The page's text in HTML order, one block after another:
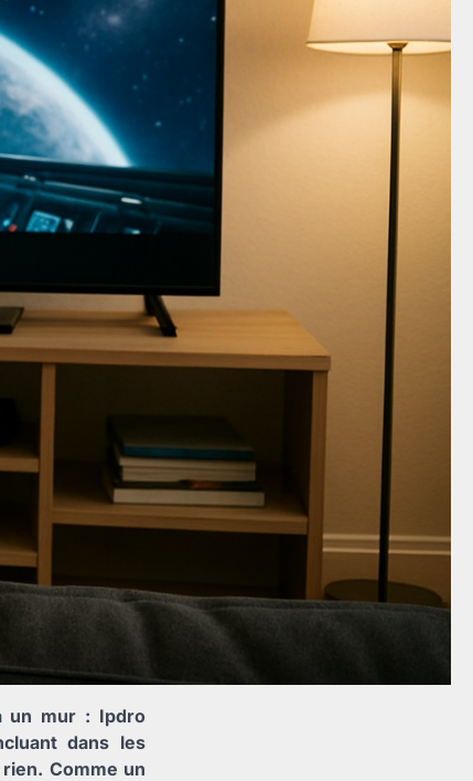
un mur : Ipdro
dans les
Comme un